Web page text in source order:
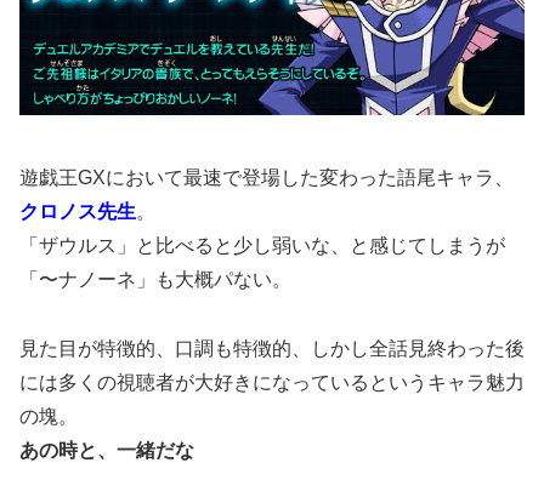
遊戯王GXにおいて最速で登場した変わった語尾キャラ、
クロノス先生。
「ザウルス」と比べると少し弱いな、と感じてしまうが
「〜ナノーネ」も大概パない。
見た目が特徴的、口調も特徴的、しかし全話見終わった後
には多くの視聴者が大好きになっているというキャラ魅力
の塊。
あの時と、一緒だな